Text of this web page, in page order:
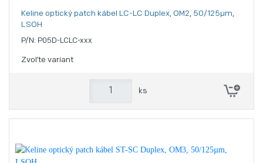
Keline optický patch kábel LC-LC Duplex, OM2, 50/125µm,
LSOH
P/N: P05D-LCLC-xxx
Zvoľte variant
ks